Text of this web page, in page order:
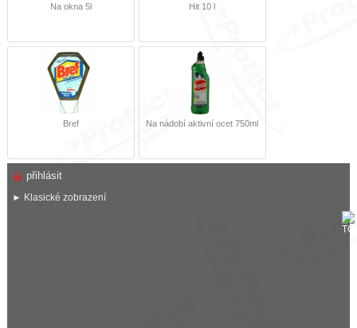
Na okna 5l Hit 10 l
Bref Na nádobí aktivní ocet 750ml